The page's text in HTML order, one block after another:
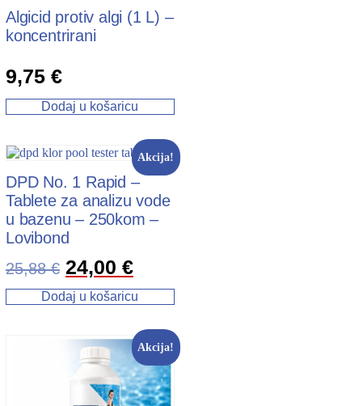
Algicid protiv algi (1 L) –
koncentrirani
9,75 €
Dodaj u košaricu
Akcija!
DPD No. 1 Rapid –
Tablete za analizu vode
u bazenu – 250kom –
Lovibond
25,88€ 24,00 €
Dodaj u košaricu
Akcija!